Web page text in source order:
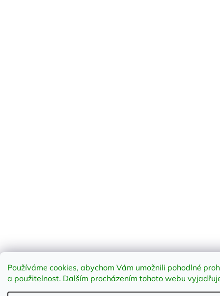
Používáme cookies, abychom Vám umožnili pohodlné
a použitelnost. Dalším procházením tohoto webu